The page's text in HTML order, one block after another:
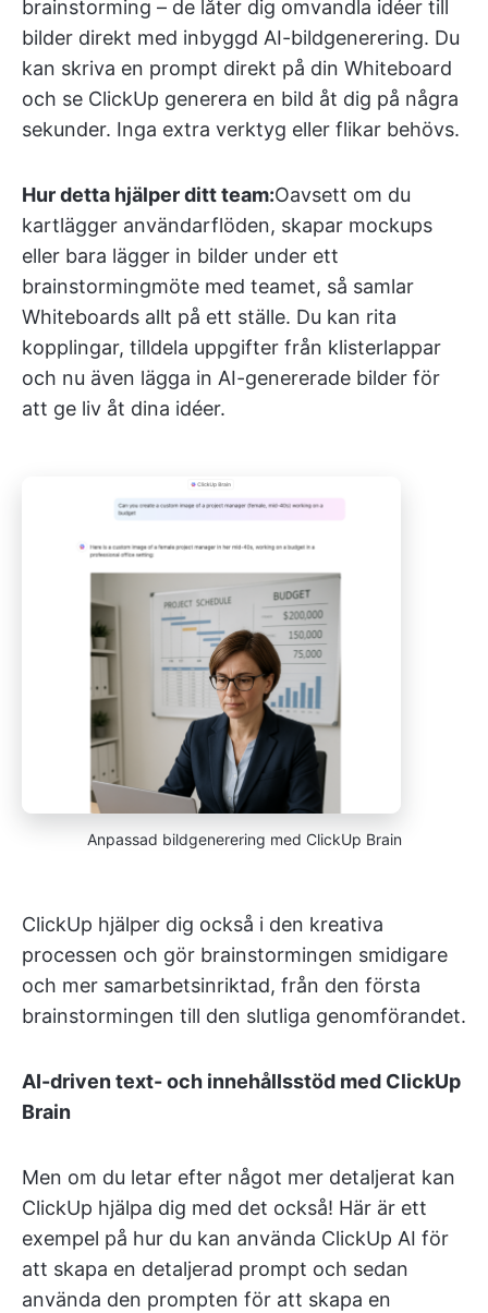
brainstorming – de låter dig omvandla idéer till
bilder direkt med inbyggd AI-bildgenerering. Du
kan skriva en prompt direkt på din Whiteboard
och se ClickUp generera en bild åt dig på några
sekunder. Inga extra verktyg eller flikar behövs.
Hur detta hjälper ditt team:Oavsett om du
kartlägger användarflöden, skapar mockups
eller bara lägger in bilder under ett
brainstormingmöte med teamet, så samlar
Whiteboards allt på ett ställe. Du kan rita
kopplingar, tilldela uppgifter från klisterlappar
och nu även lägga in AI-genererade bilder för
att ge liv åt dina idéer.
Anpassad bildgenerering med ClickUp Brain
ClickUp hjälper dig också i den kreativa
processen och gör brainstormingen smidigare
och mer samarbetsinriktad, från den första
brainstormingen till den slutliga genomförandet.
AI-driven text- och innehållsstöd med ClickUp
Brain
Men om du letar efter något mer detaljerat kan
ClickUp hjälpa dig med det också! Här är ett
exempel på hur du kan använda ClickUp AI för
att skapa en detaljerad prompt och sedan
använda den prompten för att skapa en